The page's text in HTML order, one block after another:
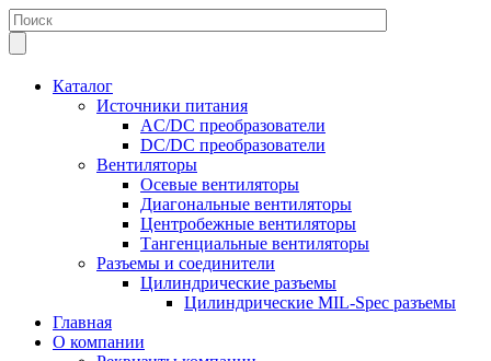
Каталог
Источники питания
AC/DC преобразователи
DC/DC преобразователи
Вентиляторы
Осевые вентиляторы
Диагональные вентиляторы
Центробежные вентиляторы
Тангенциальные вентиляторы
Разъемы и соединители
Цилиндрические разъемы
Цилиндрические MIL-Spec разъемы
Главная
О компании